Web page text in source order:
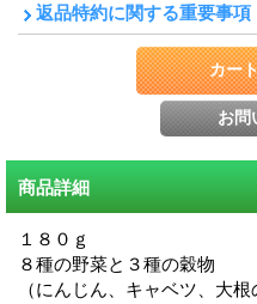
返品特約に関する重要事項
商品詳細
１８０ｇ
８種の野菜と３種の穀物
（にんじん、キャベツ、大